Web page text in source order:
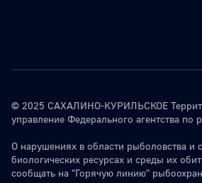
© 2025 САХАЛИНО-КУРИЛЬСКОЕ
управление Федерального агентства по
О нарушениях в области рыболовства и
биологических ресурсах и среды их
сообщать на "Горячую линию"